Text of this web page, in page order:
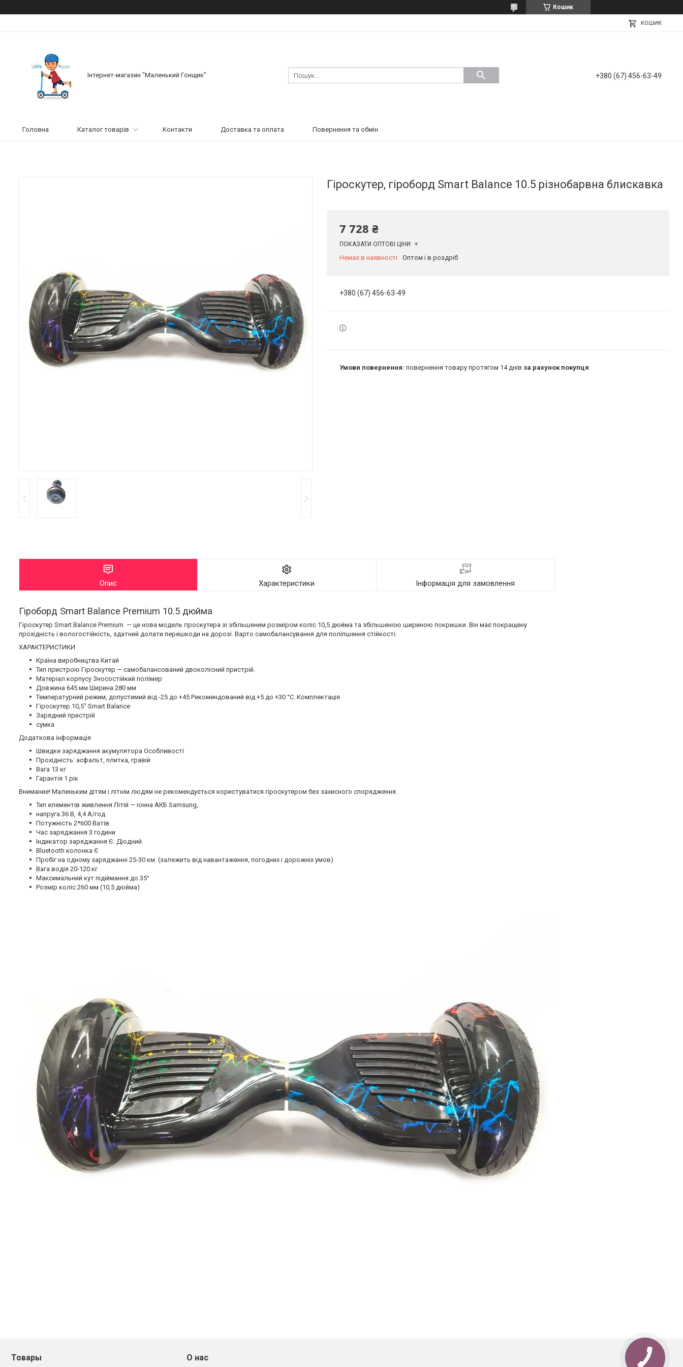
Кошик
КОШИК
Інтернет-магазин "Маленький Гонщик" +380 (67) 456-63-49
Головна Каталог товарів Контакти Доставка та оплата Повернення та обмін
Гіроскутер, гіроборд Smart Balance 10.5 різнобарвна блискавка
7 728 ₴
ПОКАЗАТИ ОПТОВІ ЦІНИ
Немає в наявності Оптом і в роздріб
+380 (67) 456-63-49
повернення товару протягом 14 днів за рахунок покупця
Опис Характеристики Інформація для замовлення
Гіроборд Smart Balance Premium 10.5 дюйма
Гіроскутер Smart Balance Premium — це нова модель гіроскутера зі збільшеним розміром коліс 10,5 дюйма та збільшеною шириною покришки. Він має покращену
прохідність і вологостійкість, здатний долати перешкоди на дорозі. Варто самобалансування для поліпшення стійкості.
ХАРАКТЕРИСТИКИ
Країна виробництва Китай
Тип пристрою Гіроскутер — самобалансований двоколісний пристрій.
Матеріал корпусу Зносостійкий полімер
Довжина 645 мм Ширина 280 мм
Температурний режим, допустимий від -25 до +45 Рекомендований від +5 до +30 °C. Комплектація
Гіроскутер 10,5" Smart Balance
Зарядний пристрій
сумка
Додаткова інформація
Швидке заряджання акумулятора Особливості
Прохідність: асфальт, плитка, гравій
Вага 13 кг
Гарантія 1 рік
Внимание! Маленьким дітям і літнім людям не рекомендується користуватися гіроскутером без захисного спорядження.
Тип елементів живлення Літій — іонна АКБ Samsung,
напруга 36 В, 4,4 А/год
Потужність 2*600 Ватів.
Час заряджання 3 години
Індикатор заряджання Є. Діодний.
Bluetooth колонка Є
Пробіг на одному заряджанні 25-30 км. (залежить від навантаження, погодних і дорожніх умов)
Вага водія 20-120 кг
Максимальний кут підіймання до 35°
Розмір коліс 260 мм (10,5 дюйма)
Товары О нас